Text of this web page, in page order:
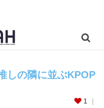
しの隣に並ぶKPOP
1